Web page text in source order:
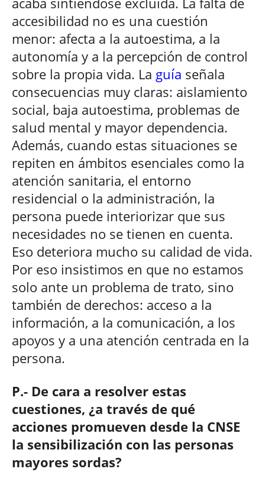
accesibilidad no es una cuestión
menor: afecta a la autoestima, a la
autonomía y a la percepción de control
sobre la propia vida. La guía señala
consecuencias muy claras: aislamiento
social, baja autoestima, problemas de
salud mental y mayor dependencia.
Además, cuando estas situaciones se
repiten en ámbitos esenciales como la
atención sanitaria, el entorno
residencial o la administración, la
persona puede interiorizar que sus
necesidades no se tienen en cuenta.
Eso deteriora mucho su calidad de vida.
Por eso insistimos en que no estamos
solo ante un problema de trato, sino
también de derechos: acceso a la
información, a la comunicación, a los
apoyos y a una atención centrada en la
persona.
P.- De cara a resolver estas
cuestiones, ¿a través de qué
acciones promueven desde la CNSE
la sensibilización con las personas
mayores sordas?